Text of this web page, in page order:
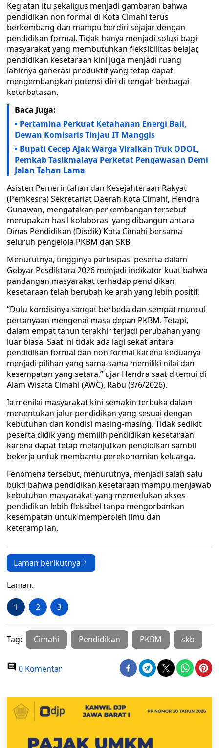
Kegiatan itu sekaligus menjadi gambaran bahwa
pendidikan non formal di Kota Cimahi terus
berkembang dan mampu berdiri sejajar dengan
pendidikan formal. Tidak hanya menjadi solusi bagi
masyarakat yang membutuhkan fleksibilitas belajar,
pendidikan kesetaraan kini juga menjadi ruang
lahirnya generasi produktif yang tetap dapat
mengembangkan potensi diri di tengah berbagai
keterbatasan.
Baca Juga:
Pertamina Perkuat Ketahanan Energi Bali,
Dewan Komisaris Tinjau IT Manggis
Bupati Cecep Ajak Warga Viralkan Truk ODOL,
Pemkab Tasikmalaya Perketat Pengawasan Demi
Jalan Tahan Lama
Asisten Pemerintahan dan Kesejahteraan Rakyat
(Pemkesra) Sekretariat Daerah Kota Cimahi, Hendra
Gunawan, mengatakan perkembangan tersebut
merupakan hasil kolaborasi yang dibangun antara
Dinas Pendidikan (Disdik) Kota Cimahi bersama
seluruh pengelola PKBM dan SKB.
Menurutnya, tingginya partisipasi peserta dalam
Gebyar Pesdiktara 2026 menjadi indikator kuat bahwa
pandangan masyarakat terhadap pendidikan
kesetaraan telah berubah ke arah yang lebih positif.
“Dulu kondisinya sangat berbeda dan sempat muncul
pertanyaan mengenai masa depan PKBM. Tetapi,
dalam empat tahun terakhir terjadi perubahan yang
luar biasa. Saat ini tidak ada lagi sekat antara
pendidikan formal dan non formal karena keduanya
menjadi pilihan yang sama-sama memiliki nilai dan
kesempatan yang setara,” ujar Hendra saat ditemui di
Alam Wisata Cimahi (AWC), Rabu (3/6/2026).
Ia menilai masyarakat kini semakin terbuka dalam
menentukan jalur pendidikan yang sesuai dengan
kebutuhan dan kondisi masing-masing. Tidak sedikit
peserta didik yang memilih pendidikan kesetaraan
karena dapat tetap melanjutkan pendidikan sambil
bekerja untuk membantu perekonomian keluarga.
Fenomena tersebut, menurutnya, menjadi salah satu
bukti bahwa pendidikan kesetaraan mampu menjawab
kebutuhan masyarakat yang memerlukan akses
pendidikan lebih fleksibel tanpa mengorbankan
kesempatan untuk memperoleh ilmu dan
keterampilan.
Laman berikutnya
Laman:
1 2 3
Tag: Cimahi Pendidikan PKBM skb
0 Komentar